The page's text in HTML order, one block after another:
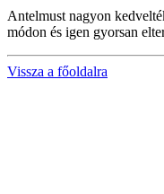
Antelmust nagyon
módon és igen gyorsan
Vissza a főoldalra